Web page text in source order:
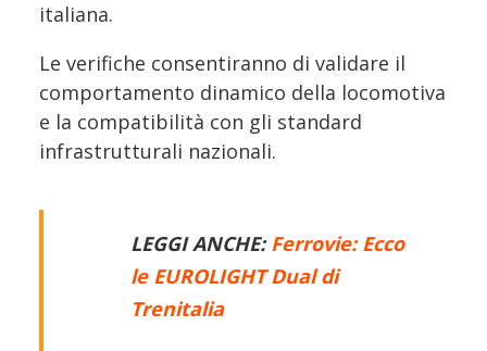
italiana.
Le verifiche consentiranno di validare il
comportamento dinamico della locomotiva
e la compatibilità con gli standard
infrastrutturali nazionali.
LEGGI ANCHE:Ferrovie: Ecco
le EUROLIGHT Dual di
Trenitalia